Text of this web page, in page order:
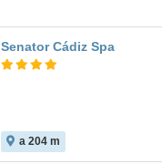
Senator Cádiz Spa
a 204 m